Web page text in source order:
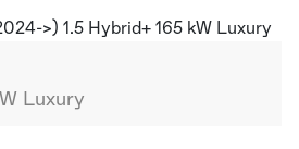
Luxury